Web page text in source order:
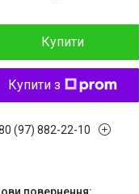
Купити
Купити з
(97) 882-22-10